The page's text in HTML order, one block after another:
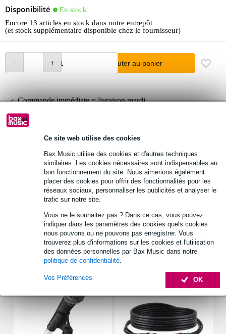
Ce site web utilise des cookies
Bax Music utilise des cookies et d'autres techniques
similaires. Les cookies nécessaires sont indispensables au
bon fonctionnement du site. Nous aimerions également
placer des cookies pour offrir des fonctionnalités pour les
réseaux sociaux, personnaliser les publicités et analyser le
trafic sur notre site.
Vous ne le souhaitez pas ? Dans ce cas, vous pouvez
indiquer dans les paramètres des cookies quels cookies
nous pouvons ou ne pouvons pas enregistrer. Vous
trouverez plus d'informations sur les cookies et l'utilisation
des données personnelles par Bax Music dans notre
politique de confidentialité.
OK
Vos Préférences
Disponibilité
En stock
Encore 13 articles en stock dans notre entrepôt
(et stock supplémentaire disponible chez le fournisseur)
Ajouter au panier
Commande immédiate = livraison mardi
Retours gratuits
Informations
American Audio Media Operator BT
lecteur multimédia
format rack 19 pouces, 1U
Afficher toutes les caractéristiques du produit
Accessoires (15)